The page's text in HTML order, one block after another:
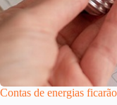
Contas de energias